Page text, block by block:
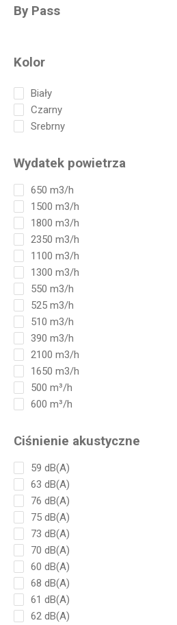
By Pass
Kolor
Biały
Czarny
Srebrny
Wydatek powietrza
650 m3/h
1500 m3/h
1800 m3/h
2350 m3/h
1100 m3/h
1300 m3/h
550 m3/h
525 m3/h
510 m3/h
390 m3/h
2100 m3/h
1650 m3/h
500 m³/h
600 m³/h
Ciśnienie akustyczne
59 dB(A)
63 dB(A)
76 dB(A)
75 dB(A)
73 dB(A)
70 dB(A)
60 dB(A)
68 dB(A)
61 dB(A)
62 dB(A)